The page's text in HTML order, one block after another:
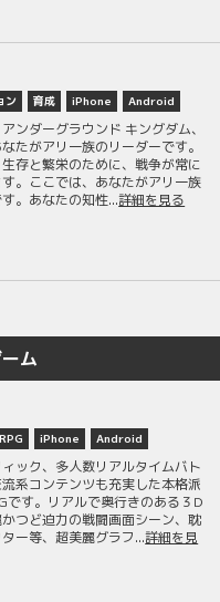
ン 育成 iPhone Android
ンダーグラウンド キングダム、
たがアリ一族のリーダーです。
存と繁栄のために、戦争が常に
。ここでは、あなたがアリ一族
。あなたの知性...詳細を見る
ム
iPhone Android
ック、多人数リアルタイムバト
系コンテンツも充実した本格派
です。リアルで奥行きのある３D
つど迫力の戦闘画面シーン、耽
ー等、超美麗グラフ...詳細を見